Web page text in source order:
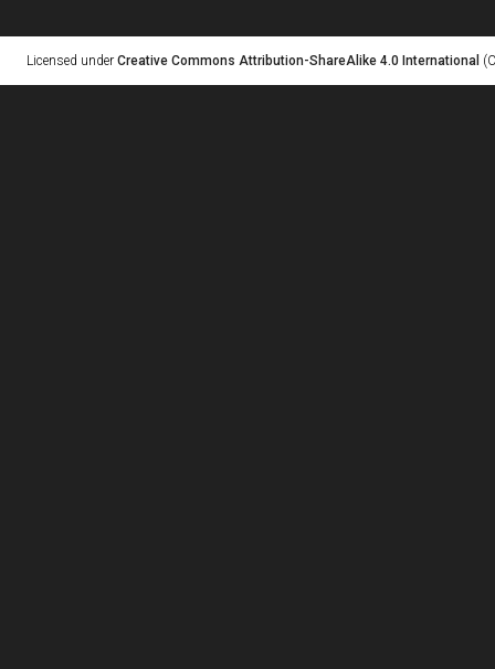
Licensed under Creative Commons Attribution-ShareAlike 4.0 International